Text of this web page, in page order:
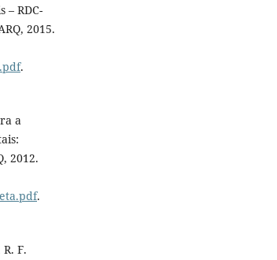
– RDC-
2015.
.
a
2012.
.
F.